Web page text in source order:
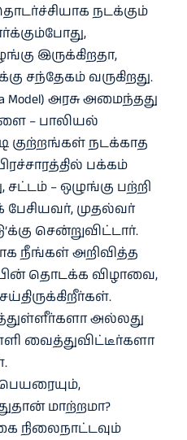
தொடர்ச்சியாக நடக்கும்
இருக்கிறதா,
சந்தேகம் வருகிறது.
அரசு அமைந்தது
– பாலியல்
குற்றங்கள் நடக்காத
பக்கம்
– ஒழுங்கு பற்றி
முதல்வர்
சென்றுவிட்டார்.
நீங்கள் அறிவித்த
தொடக்க விழாவை,
அல்லது
வைத்துவிட்டீர்களா
மாற்றமா?
நிலைநாட்டவும்